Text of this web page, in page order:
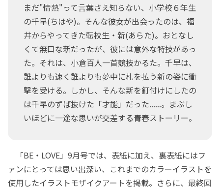
まだ"情熱"って言葉さえ知らない、小学校６年生
の千早(ちはや)。そんな彼女が出会ったのは、福
井からやってきた転校生・新(あらた)。おとなし
くて無口な新だったが、彼には意外な特技があっ
た。それは、小倉百人一首競技かるた。千早は、
誰よりも速く誰よりも夢中に札を払う新の姿に衝
撃を受ける。しかし、そんな新を釘付けにしたの
は千早のずば抜けた「才能」だった......。まぶし
いほどに一途な思いが交差する青春ストーリー。
「BE・LOVE」9月号では、表紙に加え、裏表紙にはフ
ァンにとっては思い出深い、これまでのカラーイラストを
使用したイラストモザイクアートを掲載。さらに、最終回